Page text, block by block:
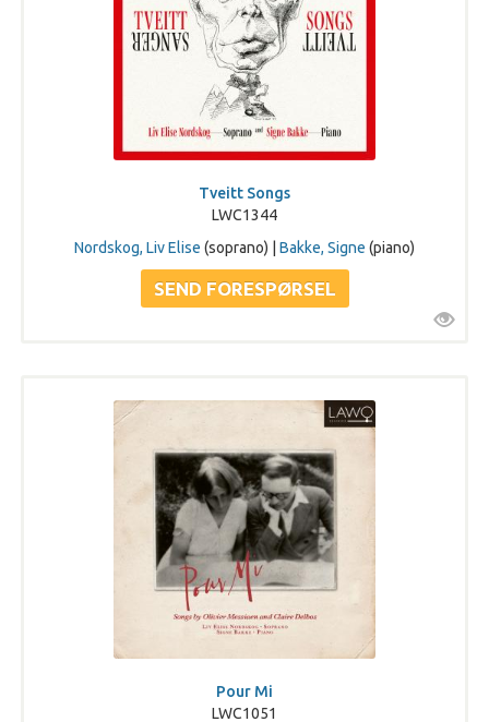
Tveitt Songs
LWC1344
Nordskog, Liv Elise (soprano) | Bakke, Signe (piano)
Pour Mi
LWC1051